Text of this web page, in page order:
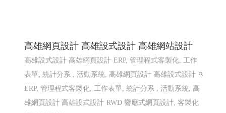
高雄網頁設計 高雄設式設計 高雄網站設計
高雄設式設計 高雄網頁設計 ERP, 管理程式客製化, 工作
表單, 統計分系 , 活動系統, 高雄網頁設計 高雄設式設計
ERP, 管理程式客製化, 工作表單, 統計分系 , 活動系統, 高
雄網頁設計 高雄設式設計 RWD 響應式網頁設計, 客製化